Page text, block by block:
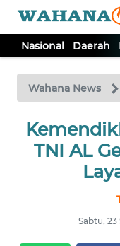
Nasional Daerah
Wahana News
TNI AL
Sabtu, 23
TV
Tutup
NASIONAL